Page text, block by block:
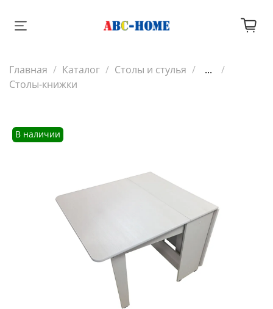
Главная Каталог Столы и стулья
...
Столы-книжки
В наличии